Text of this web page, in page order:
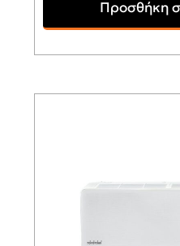
Προσθήκη